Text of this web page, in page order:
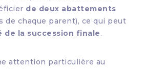
de deux abattements
de chaque parent), ce qui peut
de la succession finale.
attention particulière au